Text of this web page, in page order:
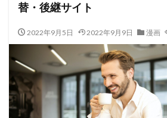
替・後継サイト
2022年9月5日 2022年9月9日 漫画